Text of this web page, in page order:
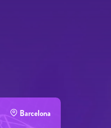
Barcelona